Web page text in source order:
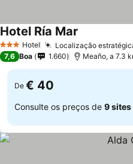
3 EstrelasHotel Localização
Hotel Ría Mar
7,6 Boa 1.660 Meaño, a 7.3
De € 40
Consulte os preços de 9 sites